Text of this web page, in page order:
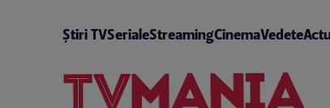
Știri TVSerialeStreamingCinemaVedete